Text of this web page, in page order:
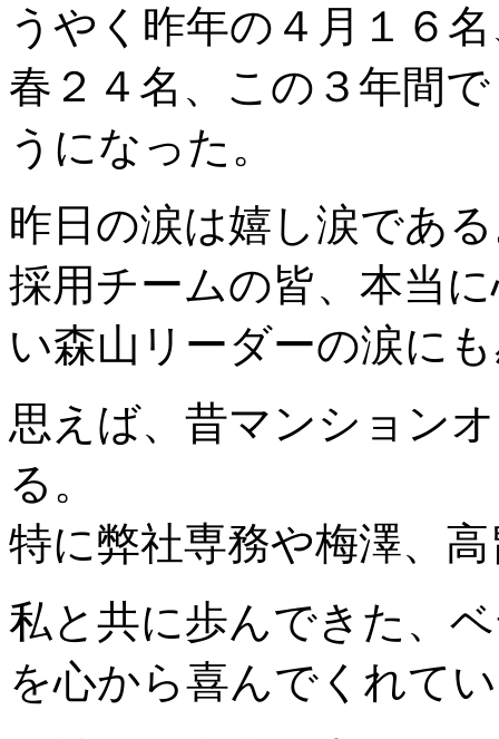
うやく昨年の４月１６
春２４名、この３年間
うになった。
昨日の涙は嬉し涙であ
採用チームの皆、本当
い森山リーダーの涙に
思えば、昔マンション
る。
特に弊社専務や梅澤、
私と共に歩んできた、
を心から喜んでくれて